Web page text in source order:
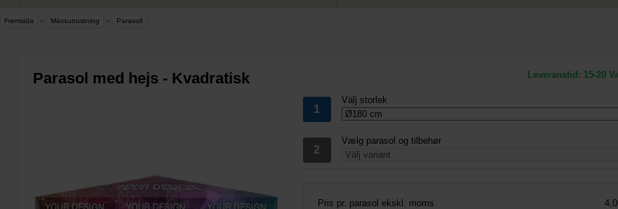
Fremsida Mässutrustning Parasoll
Leveranstid: 15-20
Parasol med hejs - Kvadratisk
Välj storlek
Vælg parasol og tilbehør
Pris pr. parasol ekskl. moms